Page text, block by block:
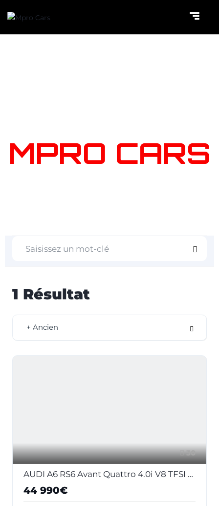
MPRO CARS
1 Résultat
+ Ancien
30
AUDI A6 RS6 Avant Quattro 4.0i V8 TFSI - 560 - BVA Tiptronic RS6 AVANT 2013 BREAK . PHASE 1
44 990€